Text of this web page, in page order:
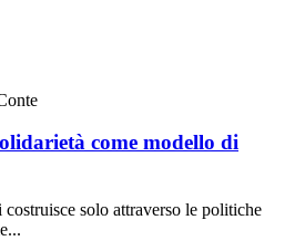
come modello di
solo attraverso le politiche